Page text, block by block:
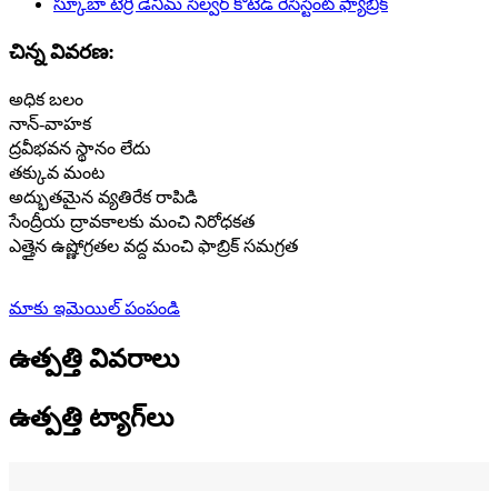
చిన్న వివరణ:
అధిక బలం
నాన్-వాహక
ద్రవీభవన స్థానం లేదు
తక్కువ మంట
అద్భుతమైన వ్యతిరేక రాపిడి
సేంద్రీయ ద్రావకాలకు మంచి నిరోధకత
ఎత్తైన ఉష్ణోగ్రతల వద్ద మంచి ఫాబ్రిక్ సమగ్రత
మాకు ఇమెయిల్ పంపండి
ఉత్పత్తి వివరాలు
ఉత్పత్తి ట్యాగ్‌లు